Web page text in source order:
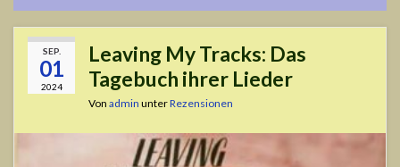
SEP.
01
2024
Leaving My Tracks: Das
Tagebuch ihrer Lieder
Von admin unterRezensionen